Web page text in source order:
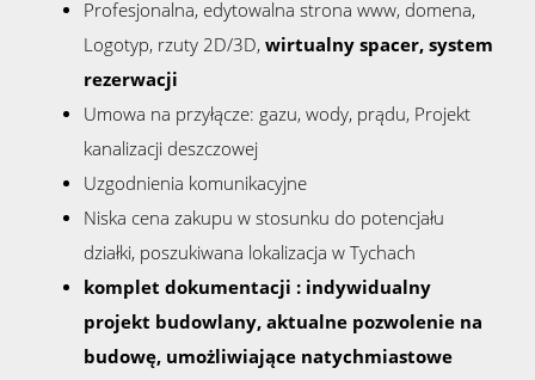
kosztów
Profesjonalna, edytowalna strona www, domena,
Logotyp, rzuty 2D/3D, wirtualny spacer, system
rezerwacji
Umowa na przyłącze: gazu, wody, prądu, Projekt
kanalizacji deszczowej
Uzgodnienia komunikacyjne
Niska cena zakupu w stosunku do potencjału
działki, poszukiwana lokalizacja w Tychach
komplet dokumentacji : indywidualny
projekt budowlany, aktualne pozwolenie na
budowę, umożliwiające natychmiastowe